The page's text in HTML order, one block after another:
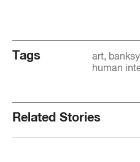
Tags art banksy
human
Related Stories